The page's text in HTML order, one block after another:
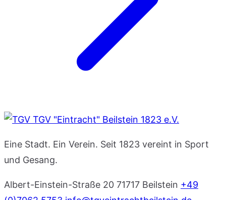
TGV "Eintracht" Beilstein 1823 e.V.
Eine Stadt. Ein Verein. Seit 1823 vereint in Sport
und Gesang.
Albert-Einstein-Straße 20 71717 Beilstein +49